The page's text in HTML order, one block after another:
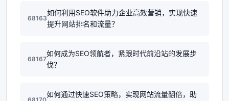
68163
如何利用SEO软件助力企业高效营销，实现快速
提升网站排名和流量？
68167
如何成为SEO领航者，紧跟时代前沿站的发展步
伐？
如何通过快速SEO策略，实现网站流量翻倍，助